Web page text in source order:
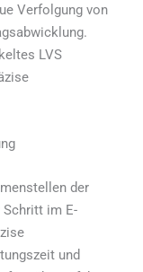
Verfolgung von
LVS
der
im E-
und